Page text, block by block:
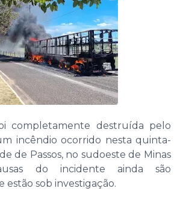
completamente destruída pelo
incêndio ocorrido nesta quinta-
de Passos, no sudoeste de Minas
do incidente ainda são
estão sob investigação.